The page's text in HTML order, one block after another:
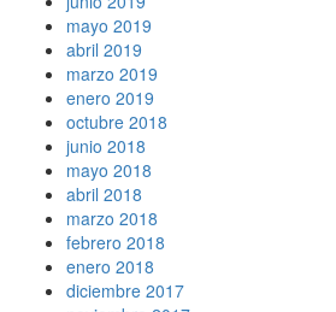
mayo 2019
abril 2019
marzo 2019
enero 2019
octubre 2018
junio 2018
mayo 2018
abril 2018
marzo 2018
febrero 2018
enero 2018
diciembre 2017